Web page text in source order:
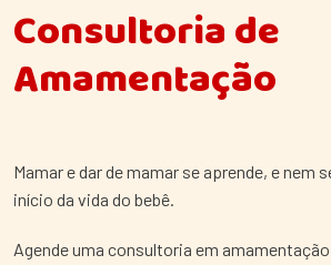
Consultoria de
Amamentação
Mamar e dar de mamar se aprende, e nem
início da vida do bebê.
Agende uma consultoria em